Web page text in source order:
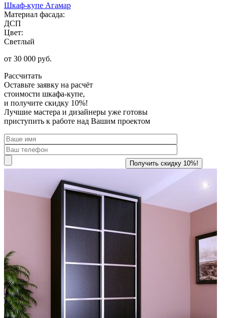
Шкаф-купе Агамар
Материал фасада:
ДСП
Цвет:
Светлый
от 30 000 руб.
Рассчитать
Оставьте заявку на расчёт
стоимости шкафа-купе,
и получите скидку 10%!
Лучшие мастера и дизайнеры уже готовы
приступить к работе над Вашим проектом